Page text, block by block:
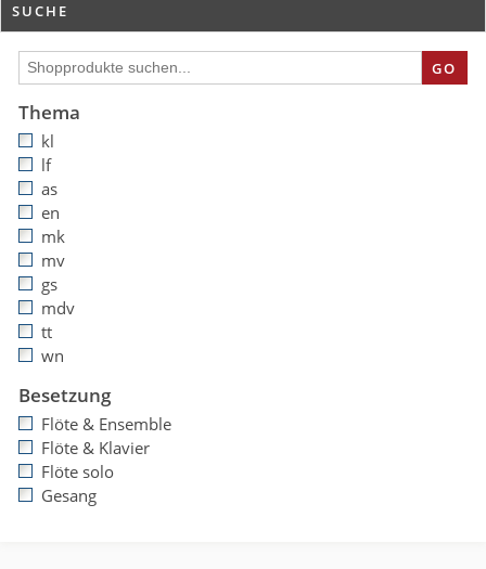
SUCHE
GO
Thema
kl
lf
as
en
mk
mv
gs
mdv
tt
wn
Besetzung
Flöte & Ensemble
Flöte & Klavier
Flöte solo
Gesang